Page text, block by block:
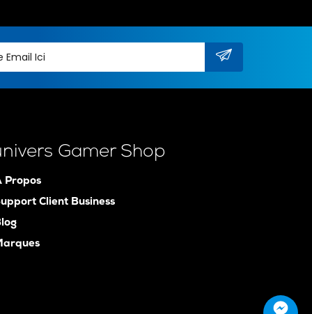
Gamer Shop
Propos
Client Business